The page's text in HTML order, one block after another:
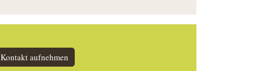
Kontakt aufnehmen